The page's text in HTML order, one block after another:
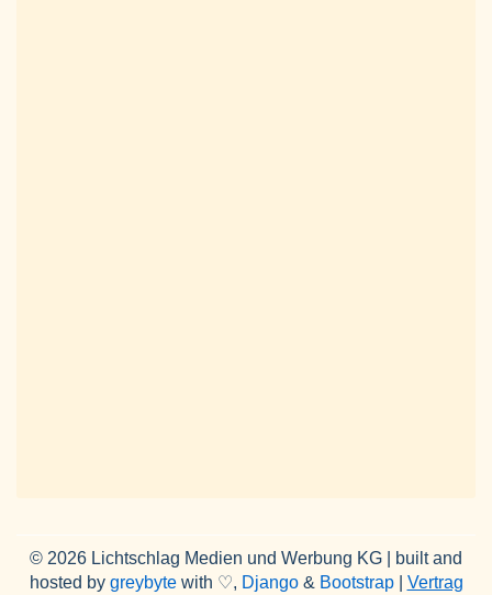
© 2026 Lichtschlag Medien und Werbung KG | built and
hosted by greybytewith ♡, Django& Bootstrap| Vertrag